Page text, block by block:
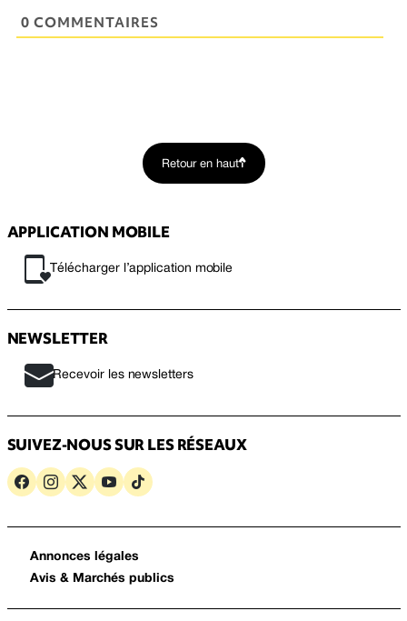
0 COMMENTAIRES
Retour en haut
APPLICATION MOBILE
Télécharger l’application mobile
NEWSLETTER
Recevoir les newsletters
SUIVEZ-NOUS SUR LES RÉSEAUX
Annonces légales
Avis & Marchés publics